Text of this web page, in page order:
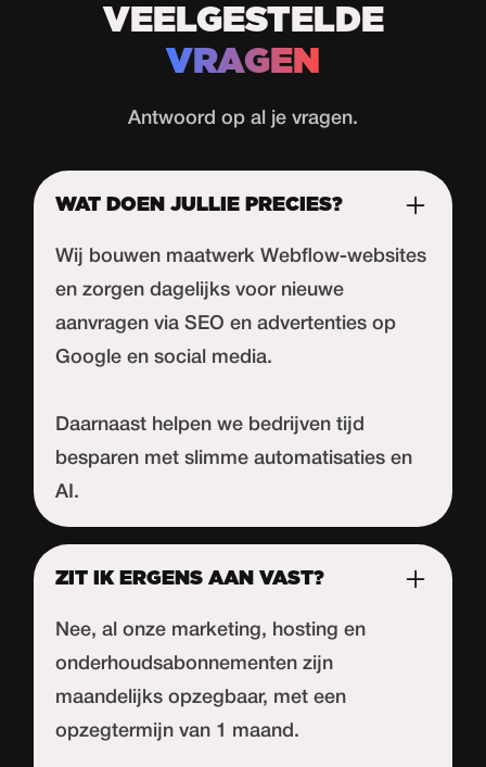
VEELGESTELDE
VRAGEN
Antwoord op al je vragen.
WAT DOEN JULLIE PRECIES?
Wij bouwen maatwerk Webflow-websites
en zorgen dagelijks voor nieuwe
aanvragen via SEO en advertenties op
Google en social media.
Daarnaast helpen we bedrijven tijd
besparen met slimme automatisaties en
AI.
ZIT IK ERGENS AAN VAST?
Nee, al onze marketing, hosting en
onderhoudsabonnementen zijn
maandelijks opzegbaar, met een
opzegtermijn van 1 maand.